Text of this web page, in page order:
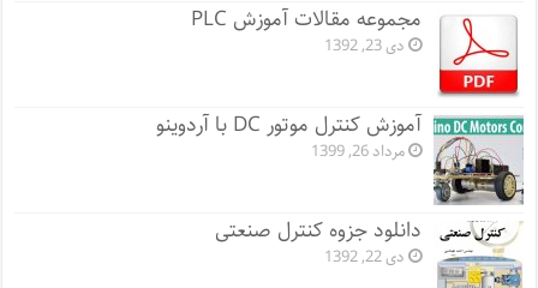
مجموعه مقالات آموزش PLC
دی 23, 1392
آموزش کنترل موتور DC با آردوینو
مرداد 26, 1399
دانلود جزوه کنترل صنعتی
دی 22, 1392